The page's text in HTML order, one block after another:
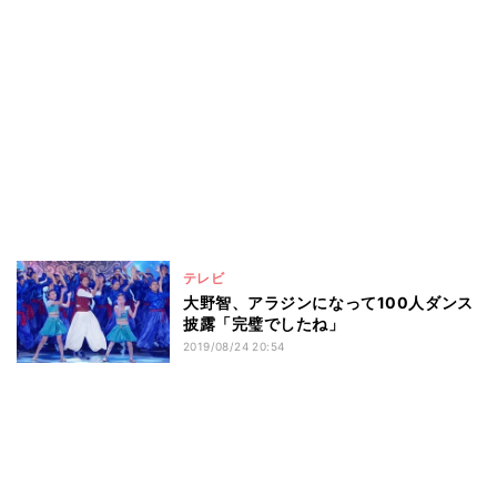
テレビ
大野智、アラジンになって100人ダンス
披露「完璧でしたね」
2019/08/24 20:54